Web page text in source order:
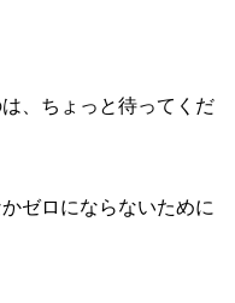
、ちょっと待ってくだ
ゼロにならないために